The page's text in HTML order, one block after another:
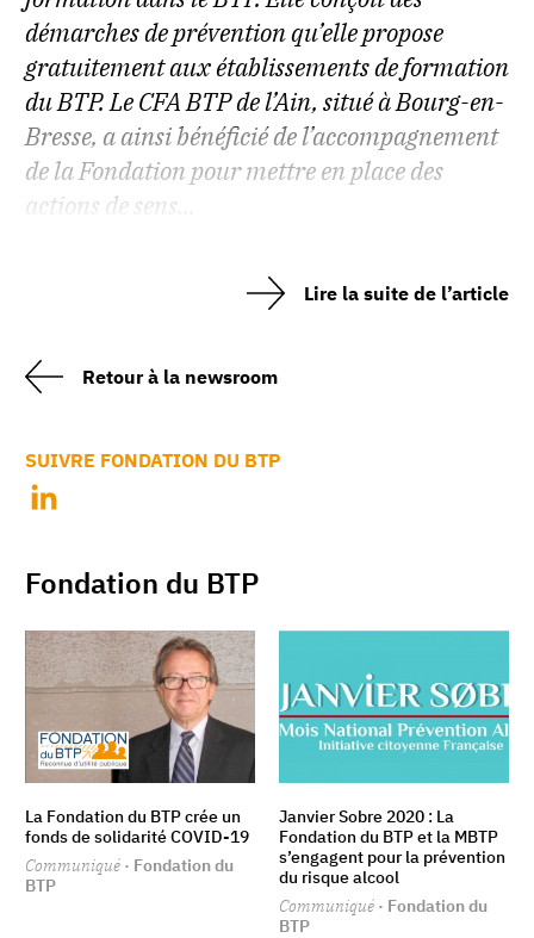
démarches de prévention qu’elle propose
gratuitement aux établissements de formation
du BTP. Le CFA BTP de l’Ain, situé à Bourg-en-
Bresse, a ainsi bénéficié de l’accompagnement
de la Fondation pour mettre en place des
actions de sens...
Lire la suite de l’article
Retour à la newsroom
SUIVRE FONDATION DU BTP
Fondation du BTP
La Fondation du BTP crée un
fonds de solidarité COVID-19
Communiqué · Fondation du
BTP
Janvier Sobre 2020 : La
Fondation du BTP et la MBTP
s’engagent pour la prévention
du risque alcool
Communiqué · Fondation du
BTP